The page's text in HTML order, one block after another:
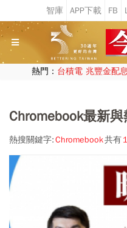
熱門： 台積電 兆豐金配息
Chromebook最新
熱搜關鍵字:Chromebook共有